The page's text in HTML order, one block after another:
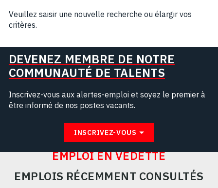
Veuillez saisir une nouvelle recherche ou élargir vos
critères.
DEVENEZ MEMBRE DE NOTRE
COMMUNAUTÉ DE TALENTS
Inscrivez-vous aux alertes-emploi et soyez le premier à
être informé de nos postes vacants.
INSCRIVEZ-VOUS
EMPLOI EN VEDETTE
EMPLOIS RÉCEMMENT CONSULTÉS